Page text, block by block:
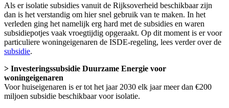
Als er isolatie subsidies vanuit de Rijksoverheid beschikbaar zijn
dan is het verstandig om hier snel gebruik van te maken. In het
verleden ging het namelijk erg hard met de subsidies en waren
subsidiepotjes vaak vroegtijdig opgeraakt. Op dit moment is er voor
particuliere woningeigenaren de ISDE-regeling, lees verder over de
subsidie.
> Investeringssubsidie Duurzame Energie voor
woningeigenaren
Voor huiseigenaren is er tot het jaar 2030 elk jaar meer dan €200
miljoen subsidie beschikbaar voor isolatie.